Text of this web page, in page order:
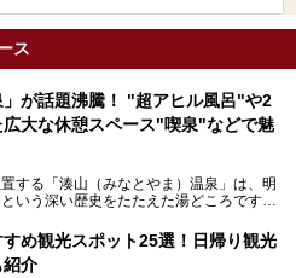
ス
が話題沸騰！ "超アヒル風呂"や2
広大な休憩スペース"喫泉"などで魅
する「湊山（みなとやま）温泉」は、明
いう深い歴史をたたえた湯どころです。
ルちゃん。さらに、ゆったりくつろげて
な休憩スペースも人気に。斬新な企画や
驚かせる湊山温泉の魅力をリポートしま
め観光スポット25選！日帰り観光
紹介